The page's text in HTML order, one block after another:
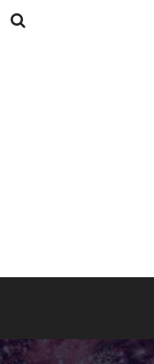
Search